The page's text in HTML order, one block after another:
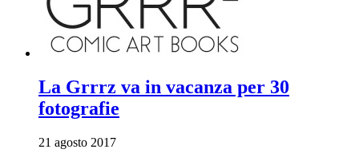
La Grrrz va in vacanza per 30
fotografie
21 agosto 2017